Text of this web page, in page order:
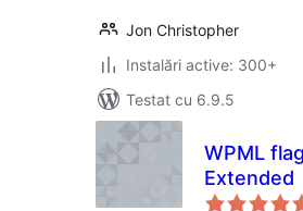
Jon Christopher
Instalări active: 300+
Testat cu 6.9.5
WPML
Extended